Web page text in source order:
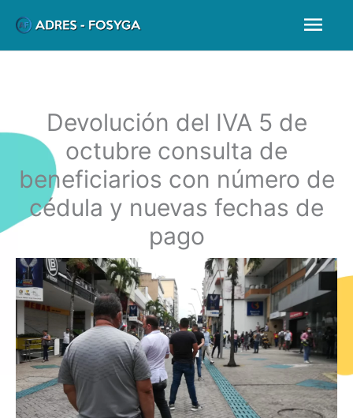
Devolución del IVA 5 de
octubre consulta de
beneficiarios con número de
cédula y nuevas fechas de
pago